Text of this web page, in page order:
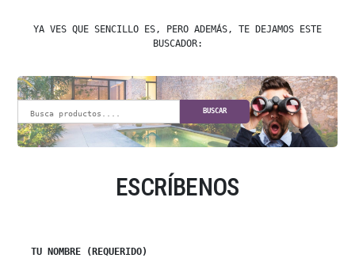
YA VES QUE SENCILLO ES, PERO ADEMÁS, TE DEJAMOS ESTE
BUSCADOR:
BUSCAR
ESCRÍBENOS
TU NOMBRE (REQUERIDO)